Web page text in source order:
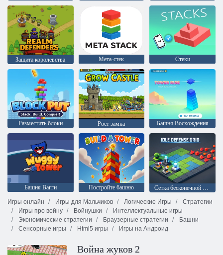
Защита королевства Мета-стек Стеки
Разместить блоки Рост замка Башня Восхождения
Башня Вагги Постройте башню
Сетка бесконечной обороны
Игры онлайн
Игры для Мальчиков Логические Игры
Стратегии
Игры про войну
Войнушки
Интеллектуальные игры
Экономические стратегии
Браузерные стратегии
Башни
Сенсорные игры
Html5 игры Игры на Андроид
Война жуков 2